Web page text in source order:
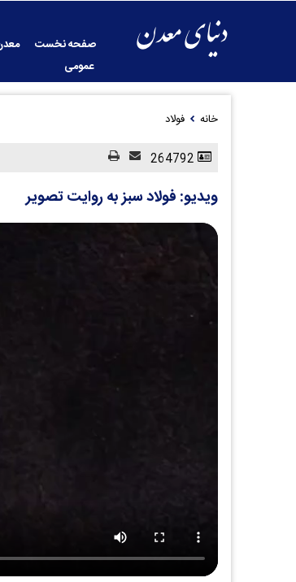
صفحه نخست
عمومی
خانه فولاد
ویدیو: فولاد سبز به روایت تصویر